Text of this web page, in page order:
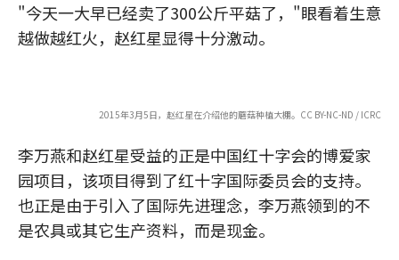
"今天一大早已经卖了300公斤平菇了，"眼看着生意
越做越红火，赵红星显得十分激动。
2015年3月5日，赵红星在介绍他的蘑菇种植大棚。CC BY-NC-ND / ICRC
李万燕和赵红星受益的正是中国红十字会的博爱家
园项目，该项目得到了红十字国际委员会的支持。
也正是由于引入了国际先进理念，李万燕领到的不
是农具或其它生产资料，而是现金。